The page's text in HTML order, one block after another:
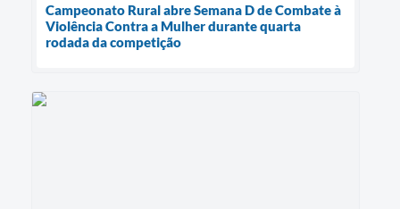
Campeonato Rural abre Semana D de Combate à
Violência Contra a Mulher durante quarta
rodada da competição